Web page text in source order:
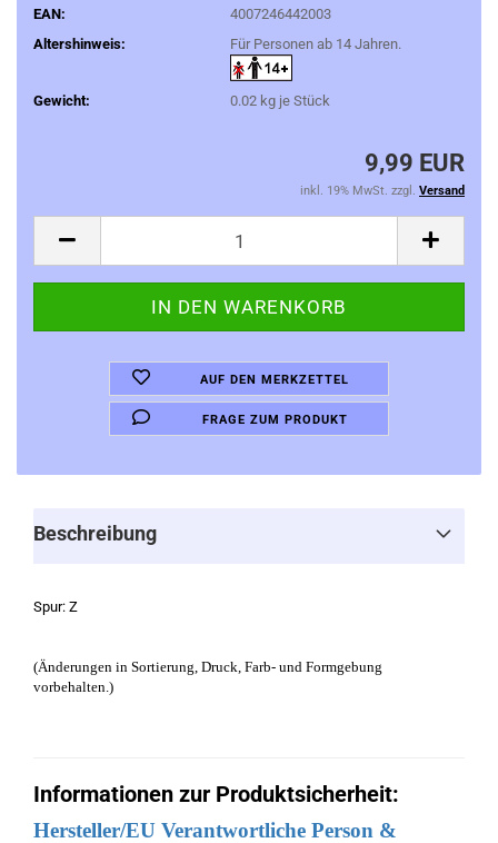
EAN:
4007246442003
Altershinweis:
Für Personen ab 14 Jahren.
Gewicht: 0.02kg je Stück
9,99 EUR
inkl. 19% MwSt. zzgl. Versand
AUF DEN MERKZETTEL
FRAGE ZUM PRODUKT
Beschreibung
Spur: Z
(Änderungen in Sortierung, Druck, Farb- und Formgebung
vorbehalten.)
Informationen zur Produktsicherheit:
Hersteller/EU Verantwortliche Person &